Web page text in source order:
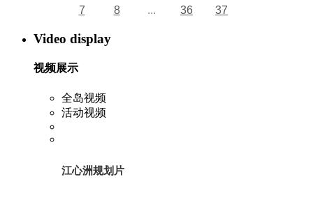
7
8 ... 36 37
Video display
视频展示
全岛视频
活动视频
江心洲规划片